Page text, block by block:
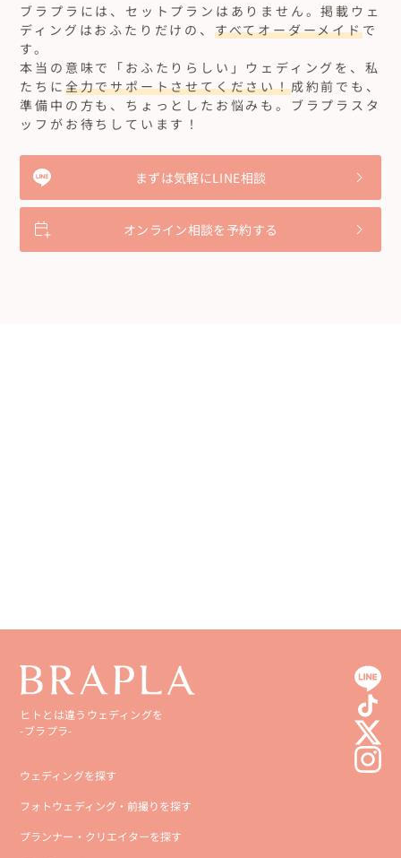
ブラプラには、セットプランはありません。掲載ウェ
ディングはおふたりだけの、 すべてオーダーメイドで
す。
本当の意味で「おふたりらしい」ウェディングを、私
たちに 全力でサポートさせてください！成約前でも、
準備中の方も、ちょっとしたお悩みも。ブラプラスタ
ッフがお待ちしています！
まずは気軽にLINE相談
オンライン相談を予約する
ヒトとは違うウェディングを
-ブラプラ-
ウェディングを探す
フォトウェディング・前撮りを探す
プランナー・クリエイターを探す